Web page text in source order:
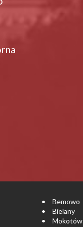
Bemowo
Bielany
Mokotów